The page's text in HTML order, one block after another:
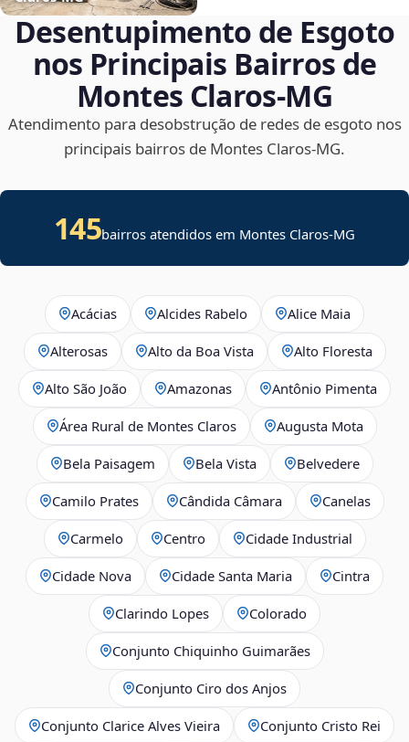
Desentupimento de Esgoto
nos Principais Bairros de
Montes Claros‑MG
Atendimento para desobstrução de redes de esgoto nos
principais bairros de Montes Claros‑MG.
145bairros atendidos em Montes Claros-MG
Acácias Alcides Rabelo Alice Maia
Alterosas Alto da Boa Vista Alto Floresta
Alto São João Amazonas Antônio Pimenta
Área Rural de Montes Claros Augusta Mota
Bela Paisagem Bela Vista Belvedere
Camilo Prates Cândida Câmara Canelas
Carmelo Centro Cidade Industrial
Cidade Nova Cidade Santa Maria Cintra
Clarindo Lopes Colorado
Conjunto Chiquinho Guimarães
Conjunto Ciro dos Anjos
Conjunto Clarice Alves Vieira Conjunto Cristo Rei